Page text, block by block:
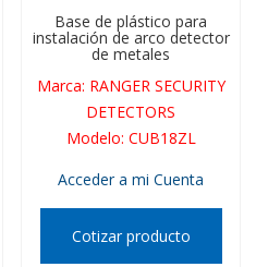
Base de plástico para
instalación de arco detector
de metales
Marca: RANGER SECURITY
DETECTORS
Modelo: CUB18ZL
Acceder a mi Cuenta
Cotizar producto